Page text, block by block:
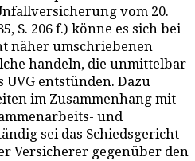
vom 20.
S. 206 f.) könne es sich bei
näher umschriebenen
handeln, die unmittelbar
UVG entstünden. Dazu
im Zusammenhang mit
und
sei das Schiedsgericht
Versicherer gegenüber den